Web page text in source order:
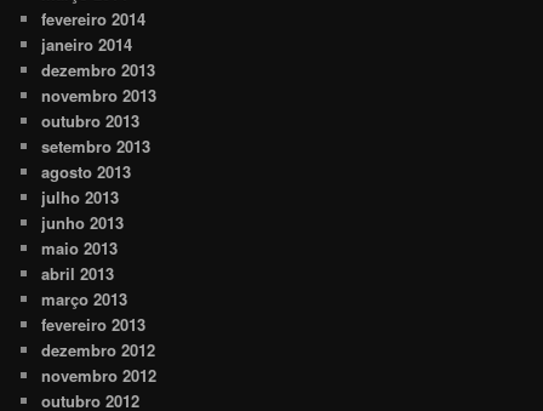
fevereiro 2014
janeiro 2014
dezembro 2013
novembro 2013
outubro 2013
setembro 2013
agosto 2013
julho 2013
junho 2013
maio 2013
abril 2013
março 2013
fevereiro 2013
dezembro 2012
novembro 2012
outubro 2012